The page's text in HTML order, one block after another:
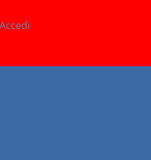
Accedi